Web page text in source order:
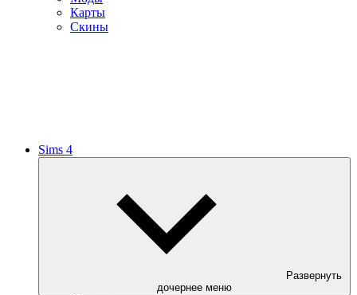
Карты
Скины
Sims 4
Развернуть
дочернее меню